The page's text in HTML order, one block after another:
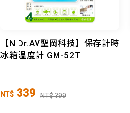
【N Dr.AV聖岡科技】保存計時
冰箱溫度計 GM-52T
NT$ 339 NT$ 399